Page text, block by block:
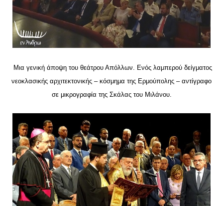
Μια γενική άποψη του θεάτρου Απόλλων. Ενός λαμπερού δείγματος
νεοκλασικής αρχιτεκτονικής – κόσμημα της Ερμούπολης – αντίγραφο
σε μικρογραφία της Σκάλας του Μιλάνου.